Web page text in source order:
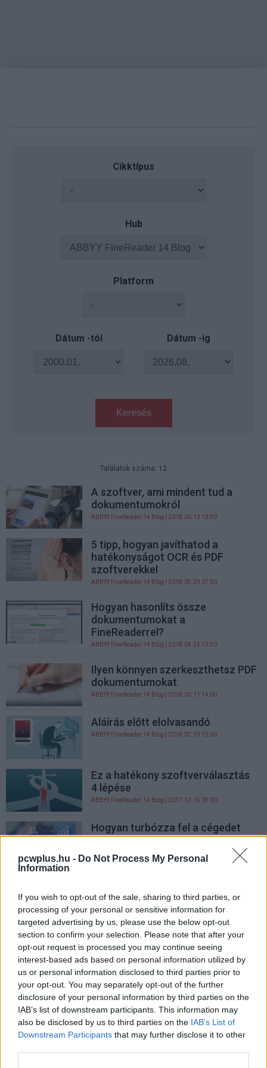
pcwplus.hu - Do Not Process My Personal
Information
If you wish to opt-out of the sale, sharing to third parties, or
processing of your personal or sensitive information for
targeted advertising by us, please use the below opt-out
section to confirm your selection. Please note that after your
opt-out request is processed you may continue seeing
interest-based ads based on personal information utilized by
us or personal information disclosed to third parties prior to
your opt-out. You may separately opt-out of the further
disclosure of your personal information by third parties on the
IAB’s list of downstream participants. This information may
also be disclosed by us to third parties on the IAB’s List of
Downstream Participants that may further disclose it to other
Cikktípus
Hub
Platform
Dátum -tól Dátum -ig
Keresés
Találatok száma: 12
A szoftver, ami mindent tud a
dokumentumokról
ABBYY FineReader 14 Blog | 2018.06.13 13:30
5 tipp, hogyan javíthatod a
hatékonyságot OCR és PDF
szoftverekkel
ABBYY FineReader 14 Blog | 2018.05.29 07:30
Hogyan hasonlíts össze
dokumentumokat a
FineReaderrel?
ABBYY FineReader 14 Blog | 2018.04.24 13:30
Ilyen könnyen szerkeszthetsz PDF
dokumentumokat
ABBYY FineReader 14 Blog | 2018.03.11 14:00
Aláírás előtt elolvasandó
ABBYY FineReader 14 Blog | 2018.02.19 15:30
Ez a hatékony szoftverválasztás
4 lépése
ABBYY FineReader 14 Blog | 2017.12.15 09:00
Hogyan turbózza fel a cégedet
egy szövegfelismerő szoftver?
irodába, amiért megéri fizetni
Hogy azonosítsunk egy
gátlástalan partnert, amikor
szerződés aláírásra kerül a sor?
ABBYY FineReader 14 Blog | 2017.10.31 07:28
6 tény, amik megváltoztatják a
dokumentumok kezeléséről
alkotott véleményed
ABBYY FineReader 14 Blog| 2017.10.11 08:00